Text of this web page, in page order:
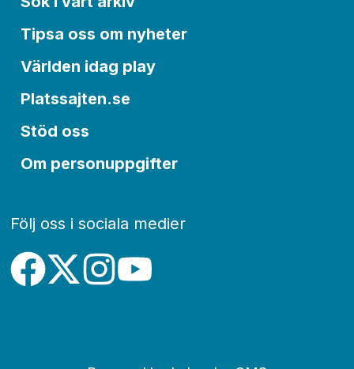
Tipsa oss om nyheter
Världen idag play
Platssajten.se
Stöd oss
Om personuppgifter
Följ oss i sociala medier